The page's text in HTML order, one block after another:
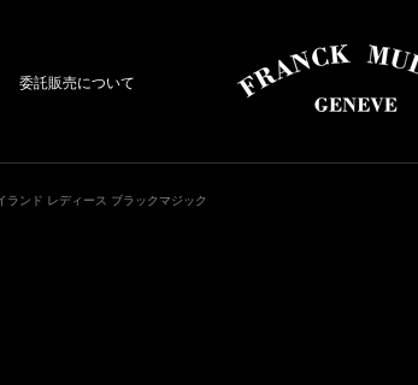
委託販売について
ランド レディース ブラックマジック